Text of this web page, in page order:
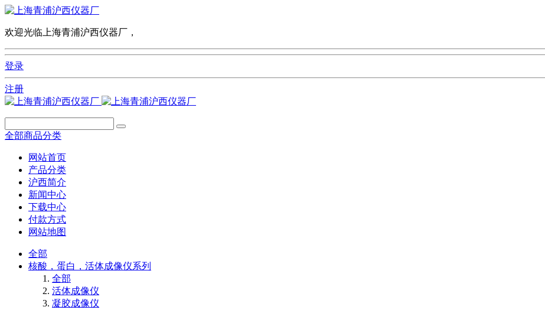
欢迎光临上海青浦沪西仪器厂，
登录
注册
全部商品分类
网站首页
产品分类
沪西简介
新闻中心
下载中心
付款方式
网站地图
全部
核酸，蛋白，活体成像仪系列
全部
活体成像仪
凝胶成像仪